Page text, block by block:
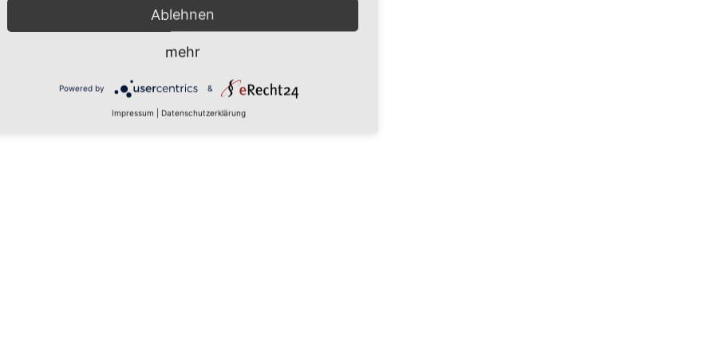
Ablehnen
mehr
Powered by &
Impressum Datenschutzerklärung